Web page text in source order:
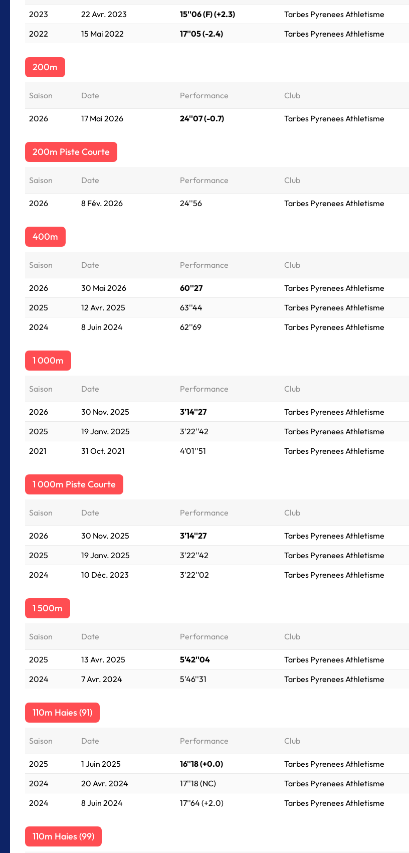
2023 22 Avr. 2023 15''06 (F) (+2.3) Tarbes Pyrenees Athletisme
2022
15 Mai 2022 17''05 (-2.4) Tarbes Pyrenees Athletisme
200m
Saison Date Performance Club
2026 17 Mai 2026 24''07 (-0.7) Tarbes Pyrenees Athletisme
200m Piste Courte
Saison Date Performance Club
2026 8 Fév. 2026 24''56 Tarbes Pyrenees Athletisme
400m
Saison Date Performance Club
2026 30 Mai 2026 60''27 Tarbes Pyrenees Athletisme
2025
12 Avr. 2025 63''44 Tarbes Pyrenees Athletisme
2024
8 Juin 2024 62''69 Tarbes Pyrenees Athletisme
1 000m
Saison Date Performance Club
2026 30 Nov. 2025 3'14''27 Tarbes Pyrenees Athletisme
2025
19 Janv. 2025 3'22''42 Tarbes Pyrenees Athletisme
2021
31 Oct. 2021 4'01''51 Tarbes Pyrenees Athletisme
1 000m Piste Courte
Saison Date Performance Club
2026 30 Nov. 2025 3'14''27 Tarbes Pyrenees Athletisme
2025
19 Janv. 2025 3'22''42 Tarbes Pyrenees Athletisme
2024
10 Déc. 2023 3'22''02 Tarbes Pyrenees Athletisme
1 500m
Saison Date Performance Club
2025 13 Avr. 2025 5'42''04 Tarbes Pyrenees Athletisme
2024
7 Avr. 2024 5'46''31 Tarbes Pyrenees Athletisme
110m Haies (91)
Saison Date Performance Club
2025 1 Juin 2025 16''18 (+0.0) Tarbes Pyrenees Athletisme
2024
20 Avr. 2024 17''18 (NC) Tarbes Pyrenees Athletisme
2024
8 Juin 2024 17''64 (+2.0) Tarbes Pyrenees Athletisme
110m Haies (99)